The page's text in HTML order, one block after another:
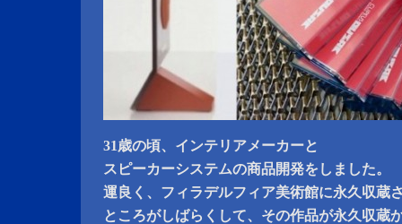
31歳の頃、インテリアメーカーと
スピーカーシステムの商品開発をしました。
運良く、フィラデルフィア美術館に永久収蔵
ところがしばらくして、その作品が永久収蔵